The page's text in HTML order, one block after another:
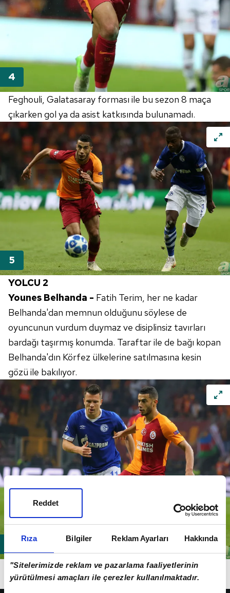
Rıza Bilgiler Reklam Ayarları Hakkında
"Sitelerimizde reklam ve pazarlama faaliyetlerinin
yürütülmesi amaçları ile çerezler kullanılmaktadır.
Reddet
Feghouli, Galatasaray forması ile bu sezon 8 maça
çıkarken gol ya da asist katkısında bulunamadı.
YOLCU 2
Younes Belhanda - Fatih Terim, her ne kadar
Belhanda'dan memnun olduğunu söylese de
oyuncunun vurdum duymaz ve disiplinsiz tavırları
bardağı taşırmış konumda. Taraftar ile de bağı kopan
Belhanda'dın Körfez ülkelerine satılmasına kesin
gözü ile bakılıyor.
Belhanda, sarı kırmızılı forma altında bu sezon 10
maça çıkarken 3 asist katkısında bulundu.